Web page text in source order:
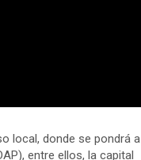
local, donde se pondrá a
entre ellos, la capital